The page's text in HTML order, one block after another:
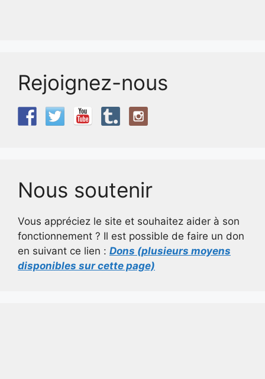
Rejoignez-nous
Nous soutenir
Vous appréciez le site et souhaitez aider à son
fonctionnement ? Il est possible de faire un don
en suivant ce lien : Dons (plusieurs moyens
disponibles sur cette page)